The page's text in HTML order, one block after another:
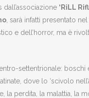
‘RiLL
, sarà infatti presentato
e dell’horror, ma è
settentrionale: boschi
dove lo ‘scivolo
la perdita, la malattia, la